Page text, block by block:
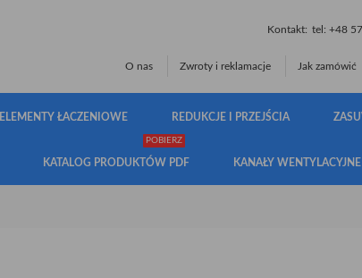
Kontakt: tel: +48
O nas Zwroty i reklamacje Jak zamówić
ELEMENTY ŁACZENIOWE REDUKCJE I PRZEJŚCIA
KATALOG PRODUKTÓW PDF
POBIERZ
KANAŁY WENTYLACYJNE